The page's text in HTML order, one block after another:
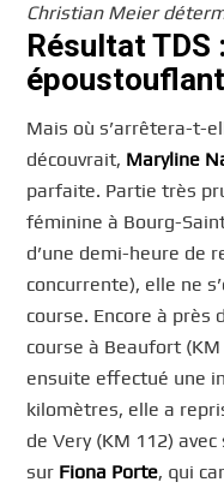
Christian Meier
Résultat TDS
Mais où s’arrêtera-t-
découvrait, Maryline
parfaite. Partie très
féminine à Bourg-
d’une demi-heure de
concurrente), elle ne
course. Encore à près
course à Beaufort
ensuite effectué une
kilomètres, elle a
de Very (KM 112)
sur Fiona Porte, qui